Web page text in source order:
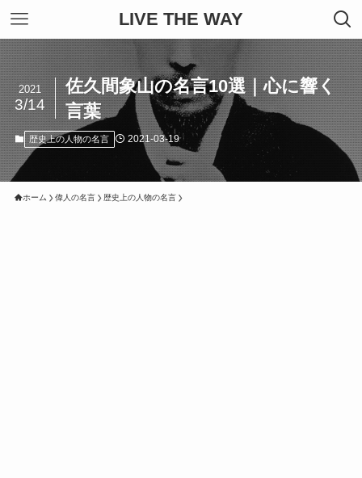
LIVE THE WAY
佐久間象山の名言10選｜心に響く
言葉
2021
3/14
歴史上の人物の名言 2021-03-19
ホーム 偉人の名言 歴史上の人物の名言